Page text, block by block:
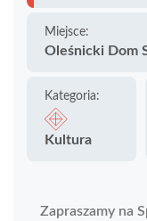
Miejsce:
Oleśnicki Dom
Kategoria:
Kultura
Zapraszamy na